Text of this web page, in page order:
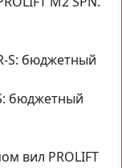
бюджетный